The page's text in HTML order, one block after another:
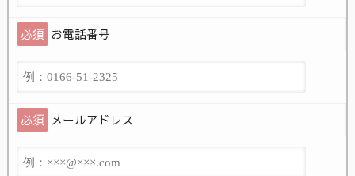
必須 お電話番号
必須 メールアドレス